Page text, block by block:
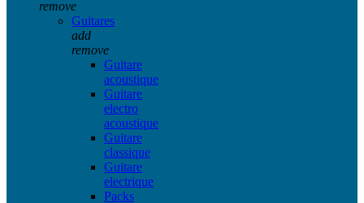
remove
Guitares
add
remove
Guitare
acoustique
Guitare
electro
acoustique
Guitare
classique
Guitare
electrique
Packs